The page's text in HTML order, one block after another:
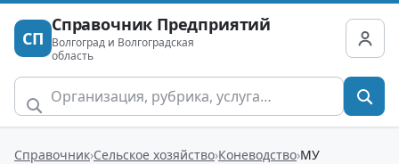
СП
Справочник Предприятий
Волгоград и Волгоградская
область
Справочник Сельское хозяйство Коневодство МУ